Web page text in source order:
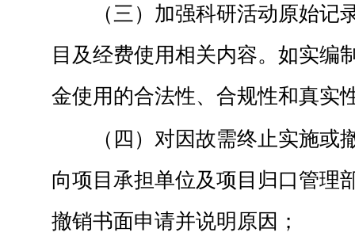
（三）加强科研活动原始记
目及经费使用相关内容。如实编
金使用的合法性、合规性和真实
（四）对因故需终止实施或
向项目承担单位及项目归口管理
撤销书面申请并说明原因；